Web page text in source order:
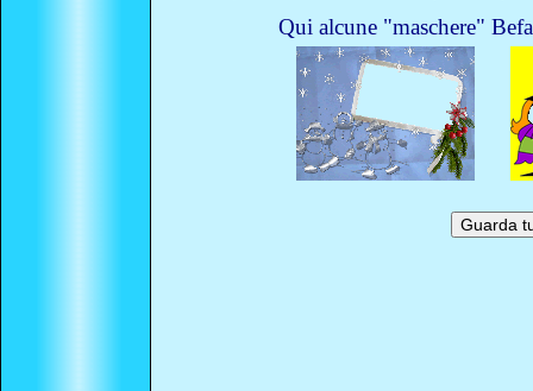
Qui alcune "maschere"